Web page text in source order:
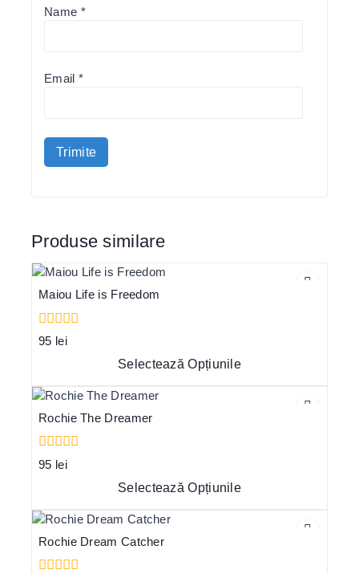
Name *
Email *
Produse similare
Maiou Life is Freedom
0
95 lei
Selectează Opțiunile
Rochie The Dreamer
0
95 lei
Selectează Opțiunile
Rochie Dream Catcher